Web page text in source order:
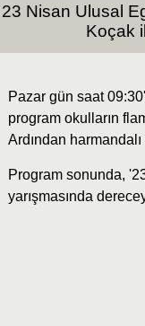
23 Nisan Ulusal
Koçak
Pazar gün saat
program okulların
Ardından
Program sonunda,
yarışmasında